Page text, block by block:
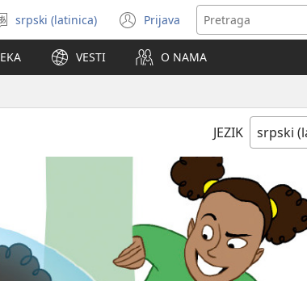
Izaberi
jezik
srpski (latinica) Prijava
(otvara
novi
prozor)
VESTI O NAMA
JEZIK